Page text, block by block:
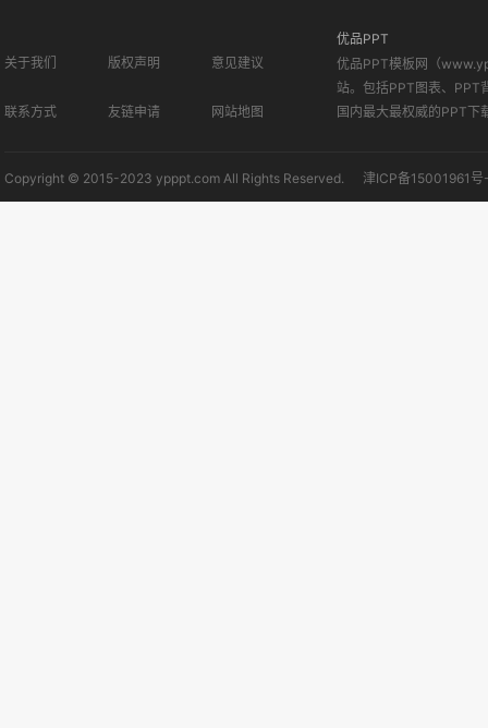
关于我们 版权声明 意见建议
联系方式 友链申请 网站地图
优品PPT
优品PPT模板网（
站。包括PPT图表、PPT
国内最大最权威的PPT下
Copyright © 2015-2023 ypppt.com All Rights Reserved. 津ICP备15001961号